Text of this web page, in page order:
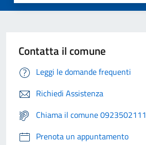
Contatta il comune
Leggi le domande frequenti
Richiedi Assistenza
Chiama il comune 0923502111
Prenota un appuntamento